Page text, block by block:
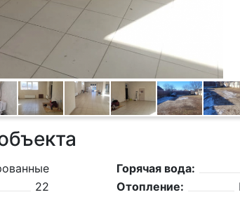
22
Горячая вода:
Отопление: